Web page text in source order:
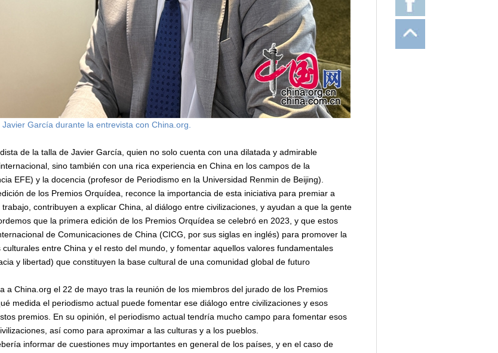
Javier García durante la entrevista con China.org.
de la talla de Javier García, quien no solo cuenta con una dilatada y admirable
sino también con una rica experiencia en China en los campos de la
EFE) y la docencia (profesor de Periodismo en la Universidad Renmin de Beijing).
de los Premios Orquídea, reconce la importancia de esta iniciativa para premiar a
contribuyen a explicar China, al diálogo entre civilizaciones, y ayudan a que la gente
que la primera edición de los Premios Orquídea se celebró en 2023, y que estos
de Comunicaciones de China (CICG, por sus siglas en inglés) para promover la
entre China y el resto del mundo, y fomentar aquellos valores fundamentales
y libertad) que constituyen la base cultural de una comunidad global de futuro
a China.org el 22 de mayo tras la reunión de los miembros del jurado de los Premios
medida el periodismo actual puede fomentar ese diálogo entre civilizaciones y esos
premios. En su opinión, el periodismo actual tendría mucho campo para fomentar esos
así como para aproximar a las culturas y a los pueblos.
informar de cuestiones muy importantes en general de los países, y en el caso de